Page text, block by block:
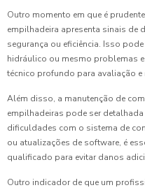
Outro momento em que é
empilhadeira apresenta sinais de
segurança ou eficiência. Isso
hidráulico ou mesmo problemas
técnico profundo para avaliação e
Além disso, a manutenção de
empilhadeiras pode ser
dificuldades com o sistema de
ou atualizações de software, é
qualificado para evitar danos
Outro indicador de que um